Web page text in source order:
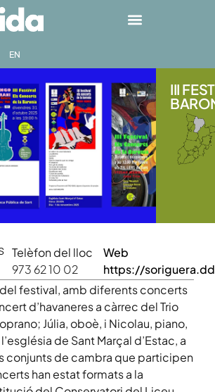
EN
III
Telèfon del lloc
973 62 10 02
Web
https://
festival, amb diferents concerts
d’havaneres a càrrec del Trio
Júlia, oboè, i Nicolau, piano,
de Sant Marçal d’Estac, a
conjunts de cambra que participen
han estat formats a la